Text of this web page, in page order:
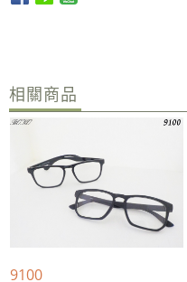
相關商品
9100